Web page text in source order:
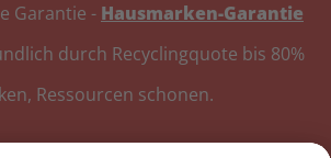
Garantie - Hausmarken-Garantie
durch Recyclingquote bis 80%
Ressourcen schonen.